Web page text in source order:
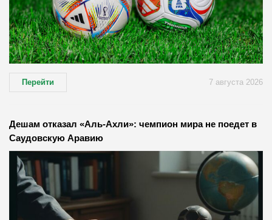
Перейти 7 августа 2026
Дешам отказал «Аль-Ахли»: чемпион мира не поедет в
Саудовскую Аравию